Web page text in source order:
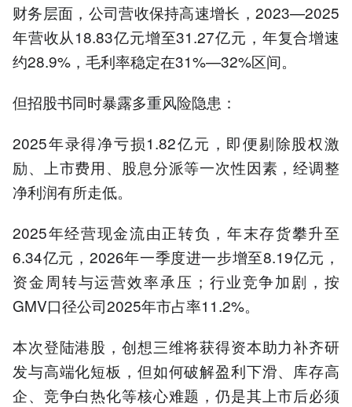
财务层面，公司营收保持高速增长，2023—2025
年营收从18.83亿元增至31.27亿元，年复合增速
约28.9%，毛利率稳定在31%—32%区间。
但招股书同时暴露多重风险隐患：
2025年录得净亏损1.82亿元，即便剔除股权激
励、上市费用、股息分派等一次性因素，经调整
净利润有所走低。
2025年经营现金流由正转负，年末存货攀升至
6.34亿元，2026年一季度进一步增至8.19亿元，
资金周转与运营效率承压；行业竞争加剧，按
GMV口径公司2025年市占率11.2%。
本次登陆港股，创想三维将获得资本助力补齐研
发与高端化短板，但如何破解盈利下滑、库存高
企、竞争白热化等核心难题，仍是其上市后必须